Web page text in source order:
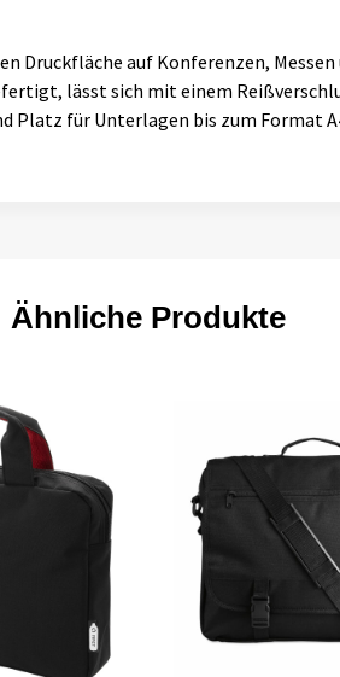
Druckfläche auf Konferenzen,
lässt sich mit einem
Platz für Unterlagen bis zum Format
Ähnliche Produkte